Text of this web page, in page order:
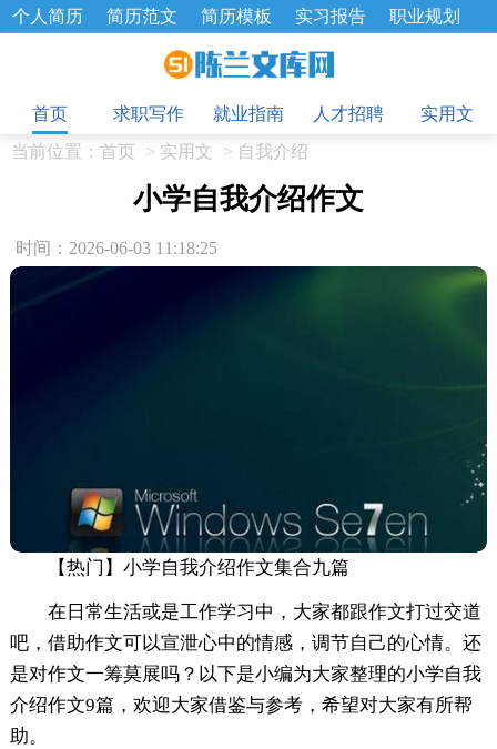
个人简历 简历范文 简历模板 实习报告
职业规划
招聘选拔 绩效考核 企业文化
工作总结
辞职报告
首页
求职写作 就业指南 人才招聘
实用文
当前位置： 首页 > 实用文 > 自我介绍
小学自我介绍作文
时间：2026-06-03 11:18:25
【热门】小学自我介绍作文集合九篇
在日常生活或是工作学习中，大家都跟作文打过交道
吧，借助作文可以宣泄心中的情感，调节自己的心情。还
是对作文一筹莫展吗？以下是小编为大家整理的小学自我
介绍作文9篇，欢迎大家借鉴与参考，希望对大家有所帮
助。